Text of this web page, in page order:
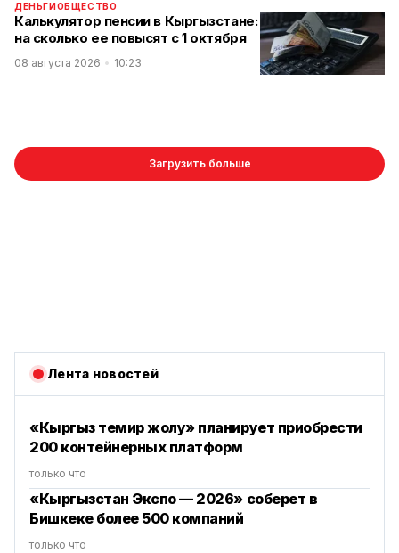
ДЕНЬГИОБЩЕСТВО
Калькулятор пенсии в Кыргызстане:
на сколько ее повысят с 1 октября
08 августа 2026 10:23
Загрузить больше
Лента новостей
«Кыргыз темир жолу» планирует приобрести
200 контейнерных платформ
только что
«Кыргызстан Экспо — 2026» соберет в
Бишкеке более 500 компаний
только что